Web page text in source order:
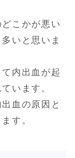
こかが悪い
いと思いま
内出血が起
います。
血の原因と
す。